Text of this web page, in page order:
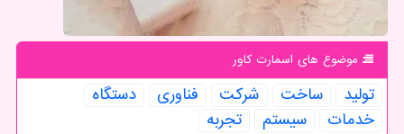
موضوع های اسمارت كاور
تولید ساخت شركت فناوری
دستگاه
خدمات
سیستم تجربه